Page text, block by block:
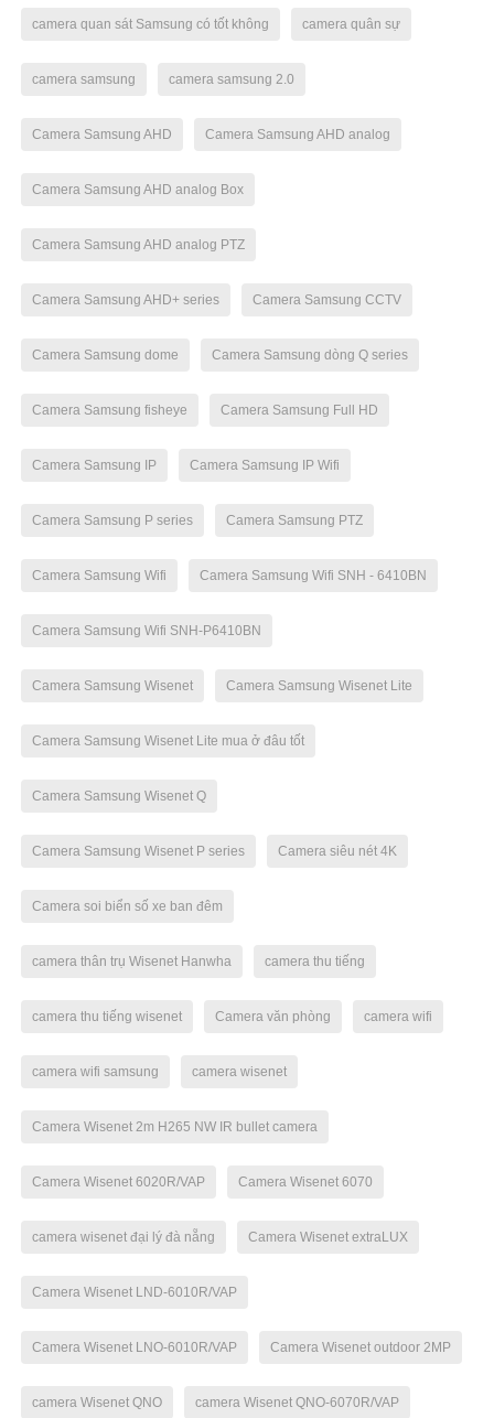
camera quan sát Samsung có tốt không camera quân sự
camera samsung camera samsung 2.0
Camera Samsung AHD Camera Samsung AHD analog
Camera Samsung AHD analog Box
Camera Samsung AHD analog PTZ
Camera Samsung AHD+ series Camera Samsung CCTV
Camera Samsung dome Camera Samsung dòng Q series
Camera Samsung fisheye Camera Samsung Full HD
Camera Samsung IP Camera Samsung IP Wifi
Camera Samsung P series Camera Samsung PTZ
Camera Samsung Wifi Camera Samsung Wifi SNH - 6410BN
Camera Samsung Wifi SNH-P6410BN
Camera Samsung Wisenet Camera Samsung Wisenet Lite
Camera Samsung Wisenet Lite mua ở đâu tốt
Camera Samsung Wisenet Q
Camera Samsung Wisenet P series Camera siêu nét 4K
Camera soi biển số xe ban đêm
camera thân trụ Wisenet Hanwha camera thu tiếng
camera thu tiếng wisenet Camera văn phòng camera wifi
camera wifi samsung camera wisenet
Camera Wisenet 2m H265 NW IR bullet camera
Camera Wisenet 6020R/VAP Camera Wisenet 6070
camera wisenet đại lý đà nẵng Camera Wisenet extraLUX
Camera Wisenet LND-6010R/VAP
Camera Wisenet LNO-6010R/VAP Camera Wisenet outdoor 2MP
camera Wisenet QNO camera Wisenet QNO-6070R/VAP